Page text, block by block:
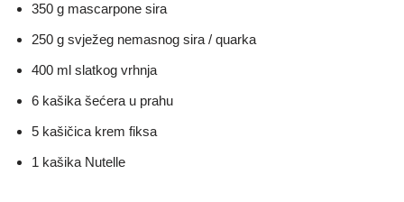
350 g mascarpone sira
250 g svježeg nemasnog sira / quarka
400 ml slatkog vrhnja
6 kašika šećera u prahu
5 kašičica krem fiksa
1 kašika Nutelle